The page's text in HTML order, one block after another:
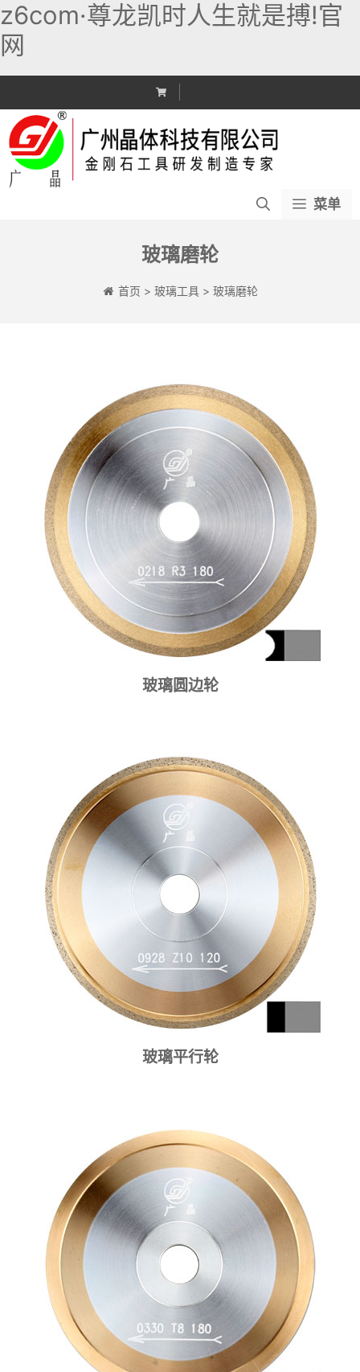
z6com·尊龙凯时人生就是搏!官
网
至
内
容
菜单
玻璃磨轮
首页 > 玻璃工具> 玻璃磨轮
玻璃圆边轮
玻璃平行轮